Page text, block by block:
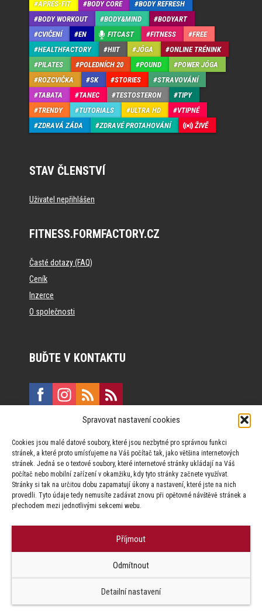
Spravovat nastavení cookies
Cookies jsou malé datové soubory, které jsou nezbytné pro správnou funkci
stránek, a které proto umísťujeme na Váš počítač tak, jako většina internetových
stránek. Jedná se o textové soubory, které internetové stránky ukládají na Váš
počítač nebo mobilní zařízení v okamžiku, kdy tyto stránky začnete využívat.
Stránky si tak na určitou dobu zapamatují úkony a nastavení, které jste na nich
provedli. Tyto údaje tedy nemusíte zadávat znovu při opětovné návštěvě stránek a
přechodem mezi jednotlivými sekcemi webu.
Příjmout
Odmítnout
Detailní nastavení
APRÉS-FIT BODY CORE
BODY REFRESH
BODY WORKOUT
BODY&MIND
BODYART
CVIČENÍ
EN FITCAST FITNESS
FREE
HEALTHFACTORY
HIIT JÓGA
ONLINE TRÉNINK
PILATES
POLEDNÍCH 20 POUND
POWER JÓGA
ROZCVIČKA
SK STORIES
STRAVOVÁNÍ
TABATA
TANEC TESTOSTERON
TIPY
TRENDY
TUTORIALS ULTRA HD
VTIPNÉ
ZDRAVÁ ZÁDA
ZDRAVÉ PROTAHOVÁNÍ ŽIVĚ
STAV ČLENSTVÍ
Uživatel nepřihlášen
FITNESS.FORMFACTORY.CZ
Časté dotazy (FAQ)
Ceník
Inzerce
O společnosti
BUĎTE V KONTAKTU
Vinohradská 190, 130 00 Praha 3
Za publikovaný obsah odpovídají jednotliví autoři.
Factory s.r.o. zapovězeno.